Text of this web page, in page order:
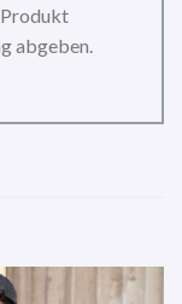
Produkt
abgeben.